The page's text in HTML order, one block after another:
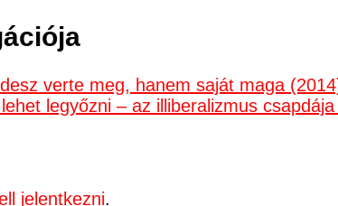
verte meg, hanem saját maga
legyőzni – az illiberalizmus
jelentkezni.